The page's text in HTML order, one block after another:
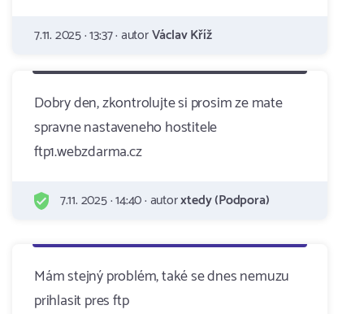
7.11. 2025 · 13:37 · autorVáclav Kříž
Dobry den, zkontrolujte si prosim ze mate
spravne nastaveneho hostitele
ftp1.webzdarma.cz
7.11. 2025 · 14:40 · autorxtedy (Podpora)
Mám stejný problém, také se dnes nemuzu
prihlasit pres ftp